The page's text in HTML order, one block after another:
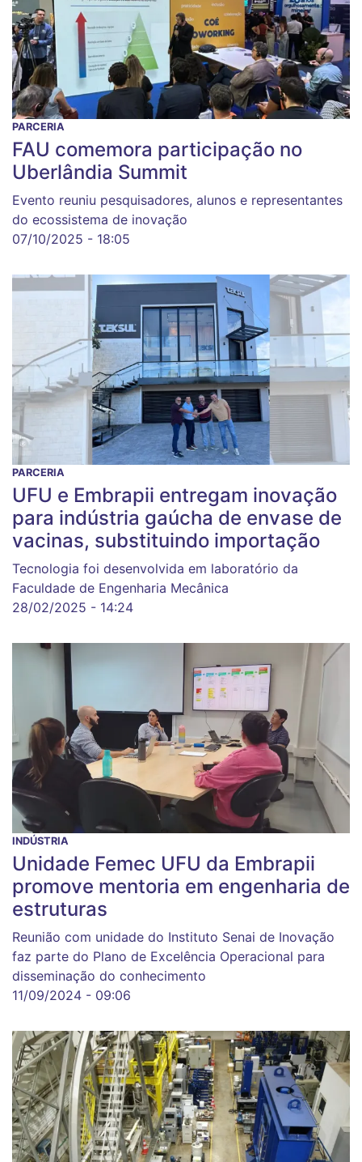
PARCERIA
FAU comemora participação no
Uberlândia Summit
Evento reuniu pesquisadores, alunos e representantes
do ecossistema de inovação
07/10/2025 - 18:05
PARCERIA
UFU e Embrapii entregam inovação
para indústria gaúcha de envase de
vacinas, substituindo importação
Tecnologia foi desenvolvida em laboratório da
Faculdade de Engenharia Mecânica
28/02/2025 - 14:24
INDÚSTRIA
Unidade Femec UFU da Embrapii
promove mentoria em engenharia de
estruturas
Reunião com unidade do Instituto Senai de Inovação
faz parte do Plano de Excelência Operacional para
disseminação do conhecimento
11/09/2024 - 09:06